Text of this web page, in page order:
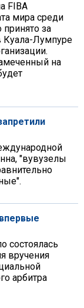
FIBA
мира среди
за
Куала-Лумпуре
на
"вувузелы
состоялась
вручения
арбитра